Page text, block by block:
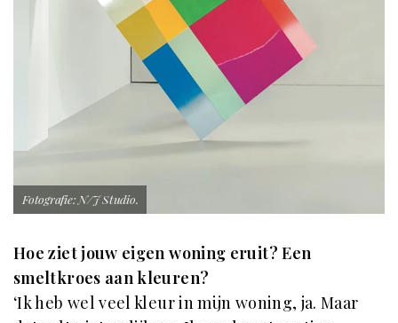
Fotografie: N/J Studio.
Hoe ziet jouw eigen woning eruit? Een
smeltkroes aan kleuren?
‘Ik heb wel veel kleur in mijn woning, ja. Maar